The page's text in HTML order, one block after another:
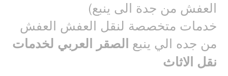
العفش من جدة الى ينبع)
خدمات متخصصة لنقل العفش العفش
من جده الي ينبعالصقر العربي لخدمات
نقل الاثاث